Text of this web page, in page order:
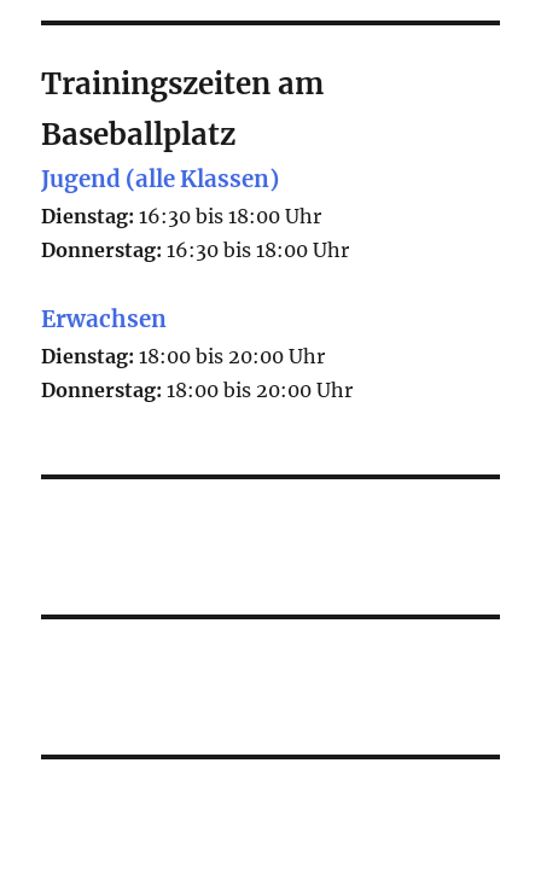
Trainingszeiten am
Baseballplatz
Jugend (alle Klassen)
Dienstag: 16:30 bis 18:00 Uhr
Donnerstag: 16:30 bis 18:00 Uhr
Erwachsen
Dienstag: 18:00 bis 20:00 Uhr
Donnerstag: 18:00 bis 20:00 Uhr